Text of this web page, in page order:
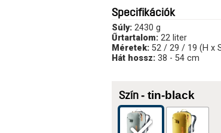
Specifikációk
Súly: 2430 g
Űrtartalom: 22 liter
Méretek: 52 / 29 / 19 (H x
Hát hossz: 38 - 54 cm
Szín - tin-black